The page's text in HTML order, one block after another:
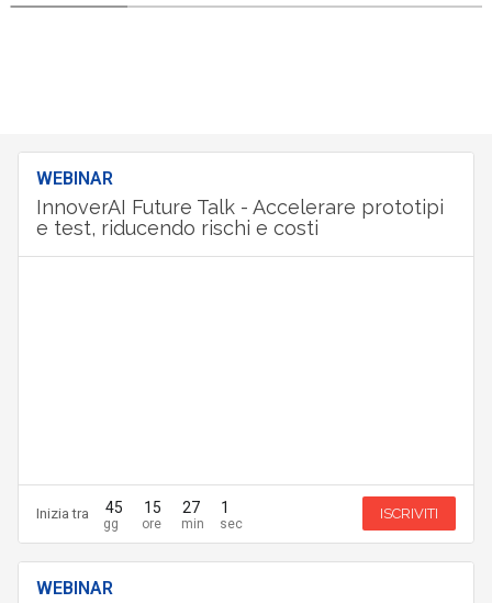
WEBINAR
InnoverAI Future Talk - Accelerare prototipi
e test, riducendo rischi e costi
Inizia tra 45 15 27 0 ISCRIVITI
WEBINAR